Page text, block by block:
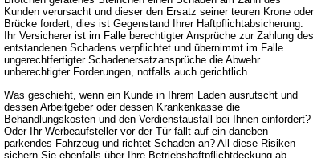
Kunden verursacht und dieser den Ersatz seiner teuren Krone oder
Brücke fordert, dies ist Gegenstand Ihrer Haftpflichtabsicherung.
Ihr Versicherer ist im Falle berechtigter Ansprüche zur Zahlung des
entstandenen Schadens verpflichtet und übernimmt im Falle
ungerechtfertigter Schadenersatzansprüche die Abwehr
unberechtigter Forderungen, notfalls auch gerichtlich.
Was geschieht, wenn ein Kunde in Ihrem Laden ausrutscht und
dessen Arbeitgeber oder dessen Krankenkasse die
Behandlungskosten und den Verdienstausfall bei Ihnen einfordert?
Oder Ihr Werbeaufsteller vor der Tür fällt auf ein daneben
parkendes Fahrzeug und richtet Schaden an? All diese Risiken
sichern Sie ebenfalls über Ihre Betriebshaftpflichtdeckung ab.